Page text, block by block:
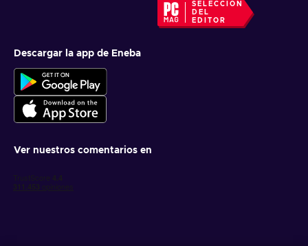
SELECCIÓN
DEL
EDITOR
Descargar la app de Eneba
Ver nuestros comentarios en